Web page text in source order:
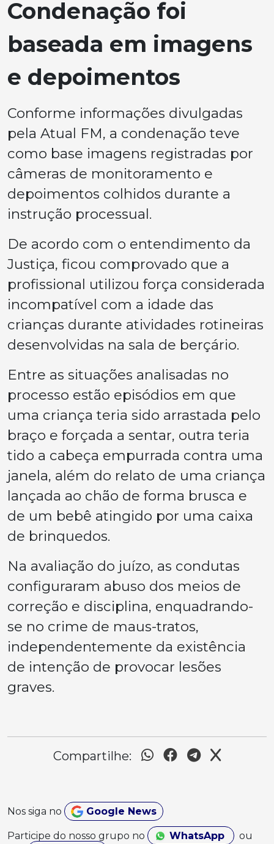
Condenação foi
baseada em imagens
e depoimentos
Conforme informações divulgadas
pela Atual FM, a condenação teve
como base imagens registradas por
câmeras de monitoramento e
depoimentos colhidos durante a
instrução processual.
De acordo com o entendimento da
Justiça, ficou comprovado que a
profissional utilizou força considerada
incompatível com a idade das
crianças durante atividades rotineiras
desenvolvidas na sala de berçário.
Entre as situações analisadas no
processo estão episódios em que
uma criança teria sido arrastada pelo
braço e forçada a sentar, outra teria
tido a cabeça empurrada contra uma
janela, além do relato de uma criança
lançada ao chão de forma brusca e
de um bebê atingido por uma caixa
de brinquedos.
Na avaliação do juízo, as condutas
configuraram abuso dos meios de
correção e disciplina, enquadrando-
se no crime de maus-tratos,
independentemente da existência
de intenção de provocar lesões
graves.
Compartilhe:
Nos siga no Google News
Participe do nosso grupo no WhatsApp
ou